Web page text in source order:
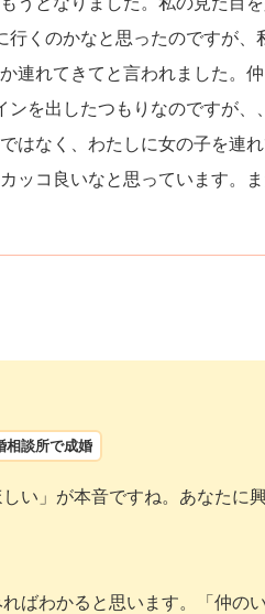
くのかなと思ったのですが
連れてきてと言われました。
を出したつもりなのですが
はなく、わたしに女の子を連
ッコ良いなと思っています。
相談所で成婚
い」が本音ですね。あなたに
ばわかると思います。「仲の